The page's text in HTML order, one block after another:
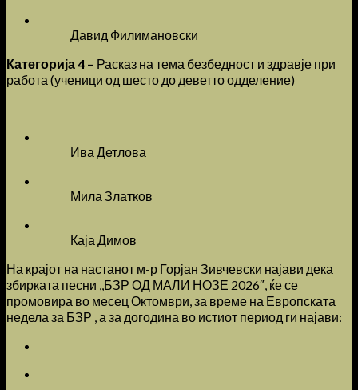
Давид Филимановски
Категорија 4 – Расказ на тема безбедност и здравје при
работа (ученици од шесто до деветто одделение)
Ива Детлова
Мила Златков
Каја Димов
На крајот на настанот м-р Горјан Зивчевски најави дека
збирката песни ,,БЗР ОД МАЛИ НОЗЕ 2026″, ќе се
промовира во месец Октомври, за време на Европската
недела за БЗР , а за догодина во истиот период ги најави: